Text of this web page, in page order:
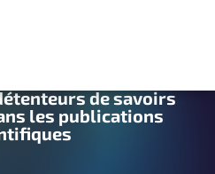
de savoirs
les publications